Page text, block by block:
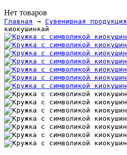
Нет товаров
Главная → Сувенирная продукция
киокушинкай